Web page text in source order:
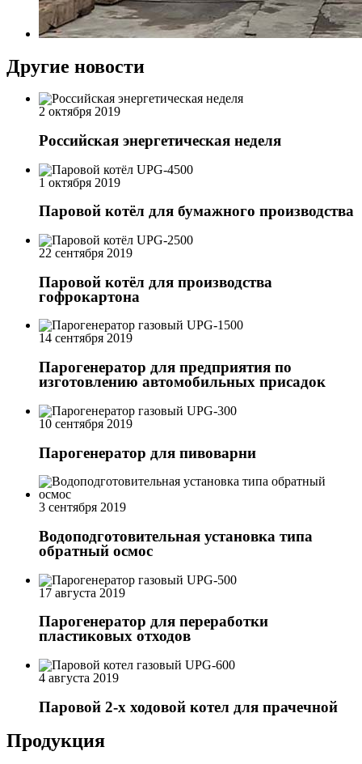
Другие новости
2 октября 2019
Российская энергетическая неделя
1 октября 2019
Паровой котёл для бумажного производства
22 сентября 2019
Паровой котёл для производства
гофрокартона
14 сентября 2019
Парогенератор для предприятия по
изготовлению автомобильных присадок
10 сентября 2019
Парогенератор для пивоварни
3 сентября 2019
Водоподготовительная установка типа
обратный осмос
17 августа 2019
Парогенератор для переработки
пластиковых отходов
4 августа 2019
Паровой 2-х ходовой котел для прачечной
Продукция